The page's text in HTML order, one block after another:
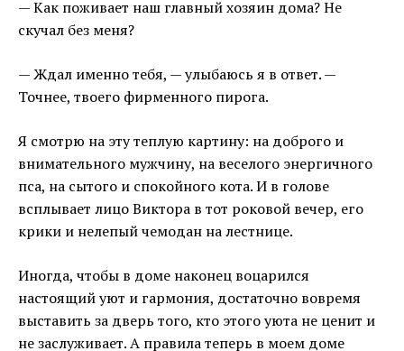
— Как поживает наш главный хозяин дома? Не
скучал без меня?
— Ждал именно тебя, — улыбаюсь я в ответ. —
Точнее, твоего фирменного пирога.
Я смотрю на эту теплую картину: на доброго и
внимательного мужчину, на веселого энергичного
пса, на сытого и спокойного кота. И в голове
всплывает лицо Виктора в тот роковой вечер, его
крики и нелепый чемодан на лестнице.
Иногда, чтобы в доме наконец воцарился
настоящий уют и гармония, достаточно вовремя
выставить за дверь того, кто этого уюта не ценит и
не заслуживает. А правила теперь в моем доме